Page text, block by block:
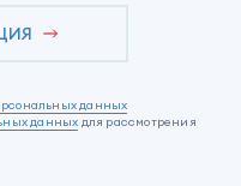
данных
данных для рассмотрения